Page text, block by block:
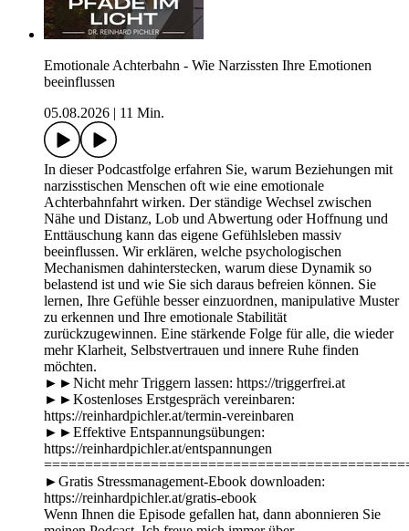
Emotionale Achterbahn - Wie Narzissten Ihre Emotionen
beeinflussen
05.08.2026
11 Min.
In dieser Podcastfolge erfahren Sie, warum Beziehungen mit
narzisstischen Menschen oft wie eine emotionale
Achterbahnfahrt wirken. Der ständige Wechsel zwischen
Nähe und Distanz, Lob und Abwertung oder Hoffnung und
Enttäuschung kann das eigene Gefühlsleben massiv
beeinflussen. Wir erklären, welche psychologischen
Mechanismen dahinterstecken, warum diese Dynamik so
belastend ist und wie Sie sich daraus befreien können. Sie
lernen, Ihre Gefühle besser einzuordnen, manipulative Muster
zu erkennen und Ihre emotionale Stabilität
zurückzugewinnen. Eine stärkende Folge für alle, die wieder
mehr Klarheit, Selbstvertrauen und innere Ruhe finden
möchten.
►►Nicht mehr Triggern lassen: https://triggerfrei.at
►►Kostenloses Erstgespräch vereinbaren:
https://reinhardpichler.at/termin-vereinbaren
►►Effektive Entspannungsübungen:
https://reinhardpichler.at/entspannungen
►Gratis Stressmanagement-Ebook downloaden:
https://reinhardpichler.at/gratis-ebook
Wenn Ihnen die Episode gefallen hat, dann abonnieren Sie